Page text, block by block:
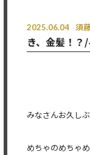
2025.06.04 須
き、金髪！？
みなさんお久し
めちゃのめちゃ